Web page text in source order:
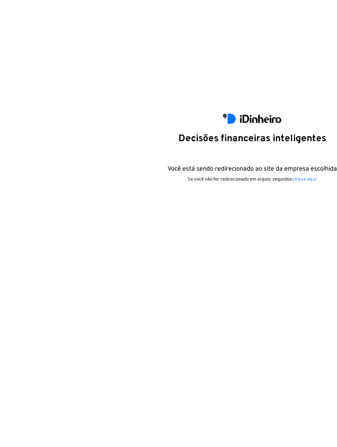
Decisões financeiras inteligentes
Você está sendo redirecionado ao site da empresa escolhida
Se você não for redirecionado em alguns segundosclique aqui